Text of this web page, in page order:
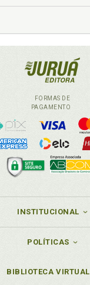
FORMAS DE
PAGAMENTO
INSTITUCIONAL
POLÍTICAS
BIBLIOTECA VIRTUAL